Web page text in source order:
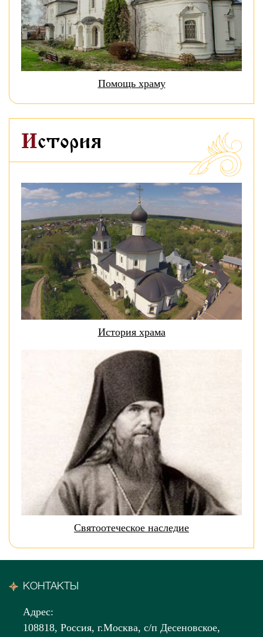
Помощь храму
История
История храма
Святоотеческое наследие
КОНТАКТЫ
Адрес:
108818, Россия, г.Москва, с/п Десеновское,